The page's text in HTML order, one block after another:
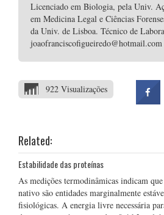
Licenciado em Biologia, pela Univ.
em Medicina Legal e Ciências
da Univ. de Lisboa. Técnico de
joaofranciscofigueiredo@hotmail.com
922 Visualizações
Related:
Estabilidade das proteínas
As medições termodinâmicas indicam
nativo são entidades marginalmente
fisiológicas. A energia livre necessária